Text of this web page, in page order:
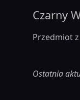
Czarny
Przedmiot
Ostatnia